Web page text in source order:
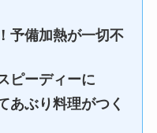
予備加熱が一切不
ピーディーに
あぶり料理がつく